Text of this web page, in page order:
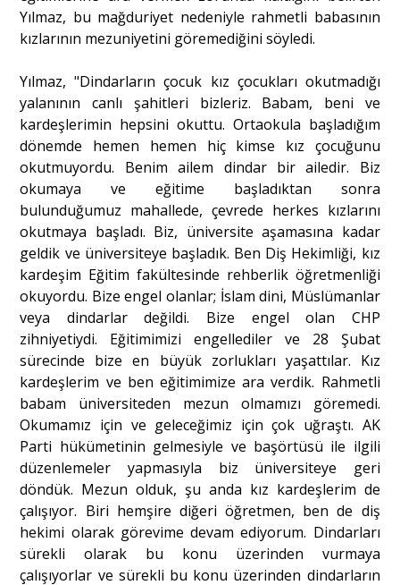
Yılmaz, bu mağduriyet nedeniyle rahmetli babasının
kızlarının mezuniyetini göremediğini söyledi.
Yılmaz, "Dindarların çocuk kız çocukları okutmadığı
yalanının canlı şahitleri bizleriz. Babam, beni ve
kardeşlerimin hepsini okuttu. Ortaokula başladığım
dönemde hemen hemen hiç kimse kız çocuğunu
okutmuyordu. Benim ailem dindar bir ailedir. Biz
okumaya ve eğitime başladıktan sonra
bulunduğumuz mahallede, çevrede herkes kızlarını
okutmaya başladı. Biz, üniversite aşamasına kadar
geldik ve üniversiteye başladık. Ben Diş Hekimliği, kız
kardeşim Eğitim fakültesinde rehberlik öğretmenliği
okuyordu. Bize engel olanlar; İslam dini, Müslümanlar
veya dindarlar değildi. Bize engel olan CHP
zihniyetiydi. Eğitimimizi engellediler ve 28 Şubat
sürecinde bize en büyük zorlukları yaşattılar. Kız
kardeşlerim ve ben eğitimimize ara verdik. Rahmetli
babam üniversiteden mezun olmamızı göremedi.
Okumamız için ve geleceğimiz için çok uğraştı. AK
Parti hükümetinin gelmesiyle ve başörtüsü ile ilgili
düzenlemeler yapmasıyla biz üniversiteye geri
döndük. Mezun olduk, şu anda kız kardeşlerim de
çalışıyor. Biri hemşire diğeri öğretmen, ben de diş
hekimi olarak görevime devam ediyorum. Dindarları
sürekli olarak bu konu üzerinden vurmaya
çalışıyorlar ve sürekli bu konu üzerinden dindarların